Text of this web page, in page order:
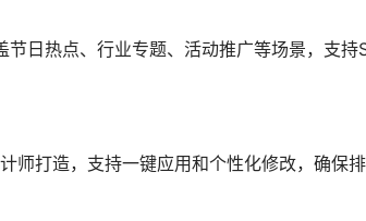
节日热点、行业专题、活动推广等场景，支